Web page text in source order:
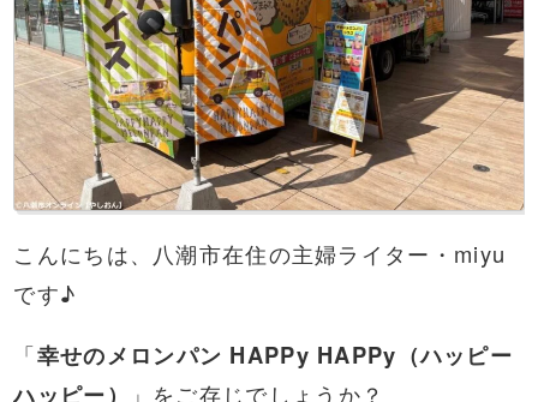
こんにちは、八潮市在住の主婦ライター・miyu
です♪
「幸せのメロンパン HAPPy HAPPy（ハッピー
ハッピー）
」をご存じでしょうか？